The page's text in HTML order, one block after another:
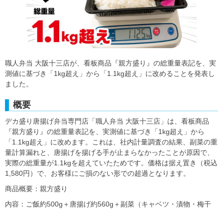
職人弁当 大阪十三店が、看板商品『親方盛り』の総重量表記を、実
測値に基づき「1kg超え」から「1.1kg超え」に改めることを発表し
ました。
概要
デカ盛り唐揚げ弁当専門店「職人弁当 大阪十三店」は、看板商品
『親方盛り』の総重量表記を、実測値に基づき「1kg超え」から
「1.1kg超え」に改めます。これは、社内計量調査の結果、副菜の重
量計算漏れと、唐揚げを揚げる手が止まらなかったことが原因で、
実際の総重量が1.1kgを超えていたためです。価格は据え置き（税込
1,580円）で、お客様にご損のない形での超過となります。
商品概要：親方盛り
内容：ご飯約500g＋唐揚げ約560g＋副菜（キャベツ・漬物・梅干